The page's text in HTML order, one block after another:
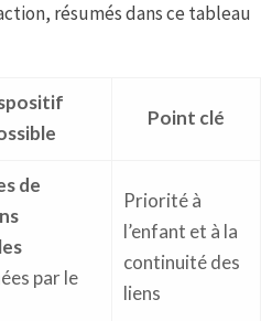
résumés dans ce tableau
Point clé
de
par le
Priorité à
l’enfant et à la
continuité des
liens